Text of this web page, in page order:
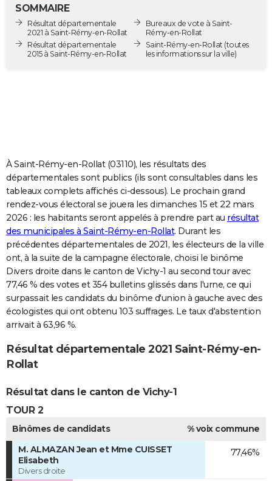
Destinations
City break
Voyage nature
Voyage de noces
Forum
Climat
GUIDES D'ACHAT
COPAINS D'AVANT
S'inscrire
Se connecter
Lycées
Collèges
Primaires
Universités
Entreprises
Service militaire
Avis de recherche
AVIS DE DÉCÈS
Bricolage
Lifestyle
Culture
Sport
Auto
Television
Voyage
Cinema
SOMMAIRE
Résultat départementale
2021 à Saint-Rémy-en-Rollat
Résultat départementale
2015 à Saint-Rémy-en-Rollat
Bureaux de vote à Saint-
Rémy-en-Rollat
Saint-Rémy-en-Rollat (toutes
les informations sur la ville)
À Saint-Rémy-en-Rollat (03110), les résultats des
départementales sont publics (ils sont consultables dans les
tableaux complets affichés ci-dessous). Le prochain grand
rendez-vous électoral se jouera les dimanches 15 et 22 mars
2026 : les habitants seront appelés à prendre part au résultat
des municipales à Saint-Rémy-en-Rollat. Durant les
précédentes départementales de 2021, les électeurs de la ville
ont, à la suite de la campagne électorale, choisi le binôme
Divers droite dans le canton de Vichy-1 au second tour avec
77,46 % des votes et 354 bulletins glissés dans l'urne, ce qui
surpassait les candidats du binôme d'union à gauche avec des
écologistes qui ont obtenu 103 suffrages. Le taux d'abstention
arrivait à 63,96 %.
Résultat départementale 2021 Saint-Rémy-en-
Rollat
Résultat dans le canton de Vichy-1
TOUR 2
Binômes de candidats
% voix commune
M. ALMAZAN Jean et Mme CUISSET
Elisabeth
Divers droite
77,46%